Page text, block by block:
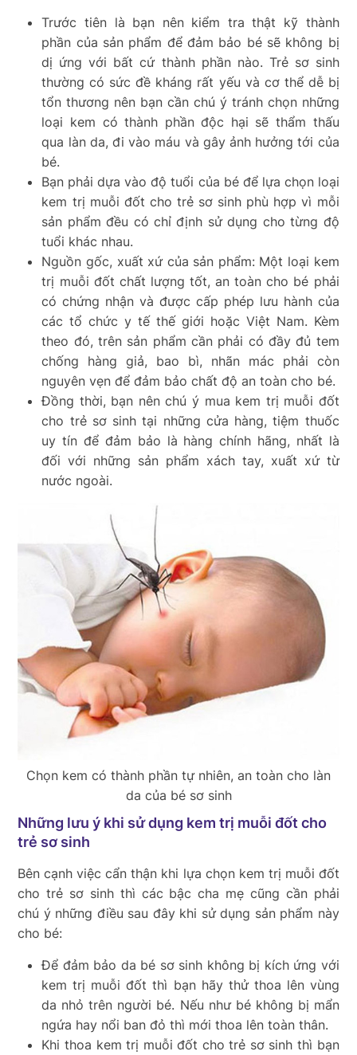
Trước tiên là bạn nên kiểm tra thật kỹ thành
phần của sản phẩm để đảm bảo bé sẽ không bị
dị ứng với bất cứ thành phần nào. Trẻ sơ sinh
thường có sức đề kháng rất yếu và cơ thể dễ bị
tổn thương nên bạn cần chú ý tránh chọn những
loại kem có thành phần độc hại sẽ thẩm thấu
qua làn da, đi vào máu và gây ảnh hưởng tới của
bé.
Bạn phải dựa vào độ tuổi của bé để lựa chọn loại
kem trị muỗi đốt cho trẻ sơ sinh phù hợp vì mỗi
sản phẩm đều có chỉ định sử dụng cho từng độ
tuổi khác nhau.
Nguồn gốc, xuất xứ của sản phẩm: Một loại kem
trị muỗi đốt chất lượng tốt, an toàn cho bé phải
có chứng nhận và được cấp phép lưu hành của
các tổ chức y tế thế giới hoặc Việt Nam. Kèm
theo đó, trên sản phẩm cần phải có đầy đủ tem
chống hàng giả, bao bì, nhãn mác phải còn
nguyên vẹn để đảm bảo chất độ an toàn cho bé.
Đồng thời, bạn nên chú ý mua kem trị muỗi đốt
cho trẻ sơ sinh tại những cửa hàng, tiệm thuốc
uy tín để đảm bảo là hàng chính hãng, nhất là
đối với những sản phẩm xách tay, xuất xứ từ
nước ngoài.
Chọn kem có thành phần tự nhiên, an toàn cho làn
da của bé sơ sinh
Những lưu ý khi sử dụng kem trị muỗi đốt cho
trẻ sơ sinh
Bên cạnh việc cẩn thận khi lựa chọn kem trị muỗi đốt
cho trẻ sơ sinh thì các bậc cha mẹ cũng cần phải
chú ý những điều sau đây khi sử dụng sản phẩm này
cho bé:
Để đảm bảo da bé sơ sinh không bị kích ứng với
kem trị muỗi đốt thì bạn hãy thử thoa lên vùng
da nhỏ trên người bé. Nếu như bé không bị mẩn
ngứa hay nổi ban đỏ thì mới thoa lên toàn thân.
Khi thoa kem trị muỗi đốt cho trẻ sơ sinh thì bạn